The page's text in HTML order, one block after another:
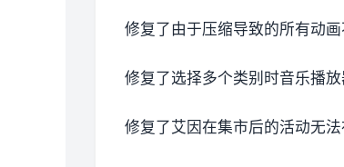
修复了由于压缩导致的所有动
修复了选择多个类别时音乐播
修复了艾因在集市后的活动无法